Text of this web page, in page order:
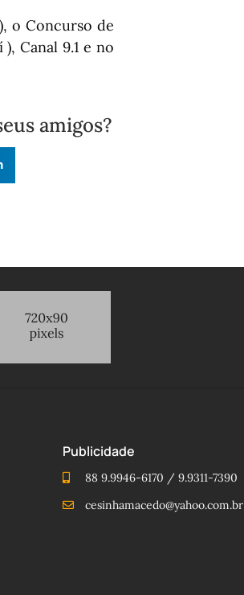
o Concurso de
), Canal 9.1 e no
amigos?
Publicidade
88 9.9946-6170 / 9.9311-7390
cesinhamacedo@yahoo.com.br